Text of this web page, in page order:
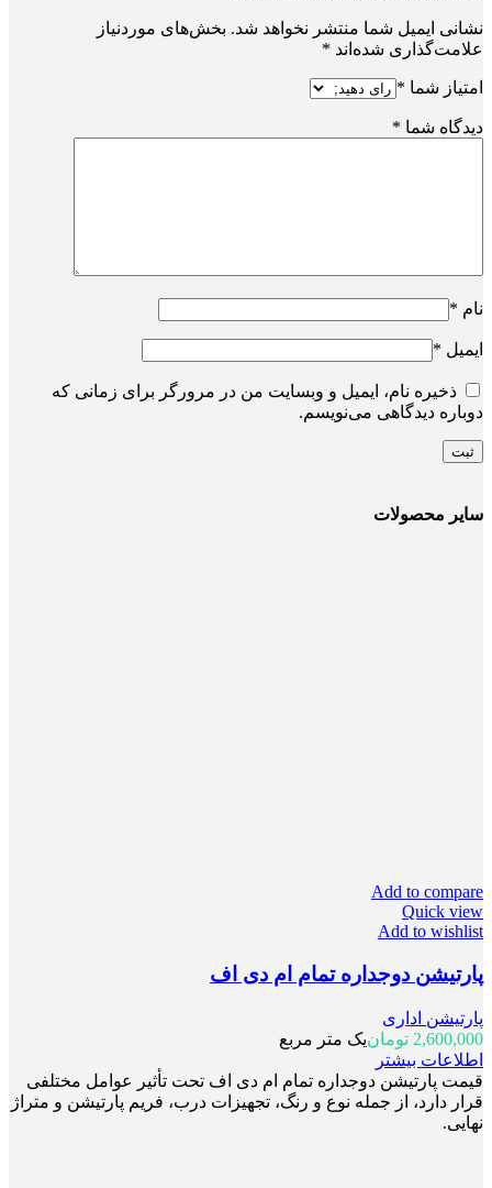
نشانی ایمیل شما منتشر نخواهد شد. بخش‌های موردنیاز
علامت‌گذاری شده‌اند *
امتیاز شما *
دیدگاه شما *
نام *
ایمیل *
ذخیره نام، ایمیل و وبسایت من در مرورگر برای زمانی که
دوباره دیدگاهی می‌نویسم.
سایر محصولات
Add to compare
Quick view
Add to wishlist
پارتیشن دوجداره تمام ام دی اف
پارتیشن اداری
2,600,000 تومانیک متر مربع
اطلاعات بیشتر
قیمت پارتیشن دوجداره تمام ام دی اف تحت تأثیر عوامل مختلفی
قرار دارد، از جمله نوع و رنگ، تجهیزات درب، فریم پارتیشن و متراژ
نهایی.